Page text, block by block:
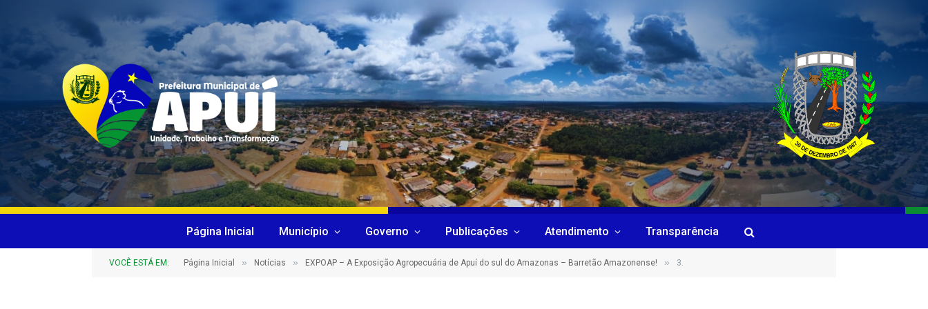
Página Inicial Município Governo Publicações Atendimento Transparência
VOCÊ ESTÁ EM: Página Inicial » Notícias » EXPOAP – A Exposição Agropecuária de Apuí do sul do Amazonas – Barretão Amazonense! » 3.